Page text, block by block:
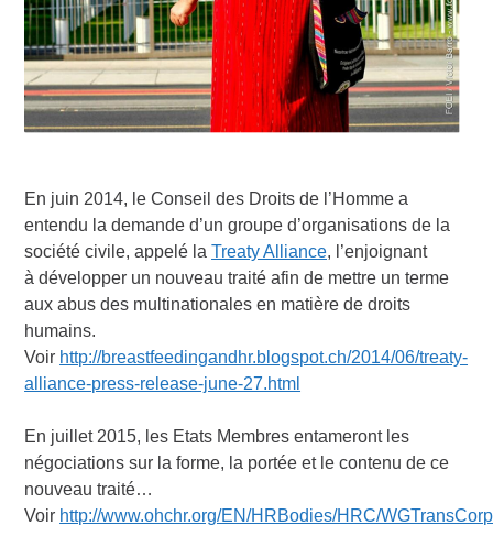
En juin 2014, le Conseil des Droits de l’Homme a
entendu la demande d’un groupe d’organisations de la
société civile, appelé laTreaty Alliance, l’enjoignant
à développer un nouveau traité afin de mettre un terme
aux abus des multinationales en matière de droits
humains.
Voir http://breastfeedingandhr.blogspot.ch/2014/06/treaty-
alliance-press-release-june-27.html
En juillet 2015, les Etats Membres entameront les
négociations sur la forme, la portée et le contenu de ce
nouveau traité…
Voir http://www.ohchr.org/EN/HRBodies/HRC/